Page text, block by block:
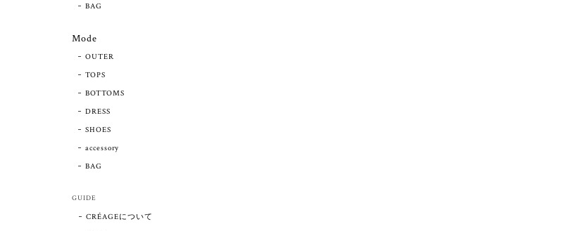
BAG
Mode
OUTER
TOPS
BOTTOMS
DRESS
SHOES
accessory
BAG
GUIDE
CRÉAGEについて